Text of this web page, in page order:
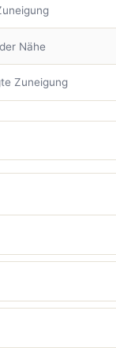
Nähe
Zuneigung